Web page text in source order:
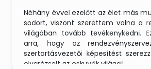
Néhány évvel ezelőtt az élet más
sodort, viszont szerettem volna a
világában tovább tevékenykedni.
arra, hogy az
szertartásvezetői képesítést
elvarázsolt az esküvők világa!